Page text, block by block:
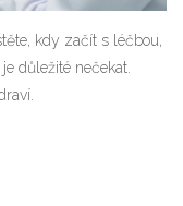
kdy začít s léčbou,
důležité nečekat.